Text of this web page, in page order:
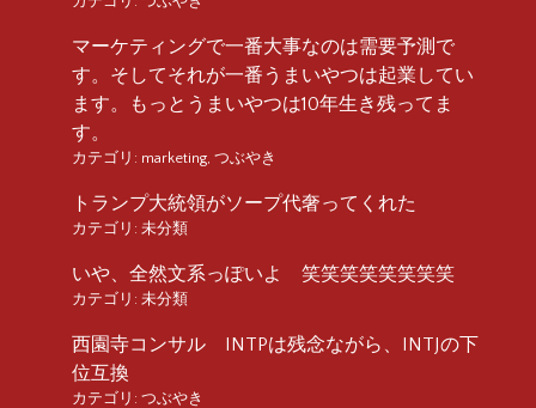
マーケティングで一番大事なのは需要予測で
す。そしてそれが一番うまいやつは起業してい
ます。もっとうまいやつは10年生き残ってま
す。
カテゴリ: marketing つぶやき
トランプ大統領がソープ代奢ってくれた
カテゴリ: 未分類
いや、全然文系っぽいよ 笑笑笑笑笑笑笑笑
カテゴリ: 未分類
西園寺コンサル INTPは残念ながら、INTJの下
位互換
カテゴリ: つぶやき